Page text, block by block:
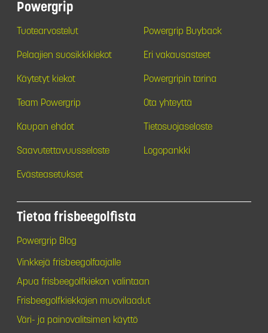
Powergrip
Tuotearvostelut Powergrip Buyback
Pelaajien suosikkikiekot Eri vakausasteet
Käytetyt kiekot Powergripin tarina
Team Powergrip Ota yhteyttä
Kaupan ehdot Tietosuojaseloste
Saavutettavuusseloste Logopankki
Evästeasetukset
Tietoa frisbeegolfista
Powergrip Blog
Vinkkejä frisbeegolfaajalle
Apua frisbeegolfkiekon valintaan
Frisbeegolfkiekkojen muovilaadut
Väri- ja painovalitsimen käyttö